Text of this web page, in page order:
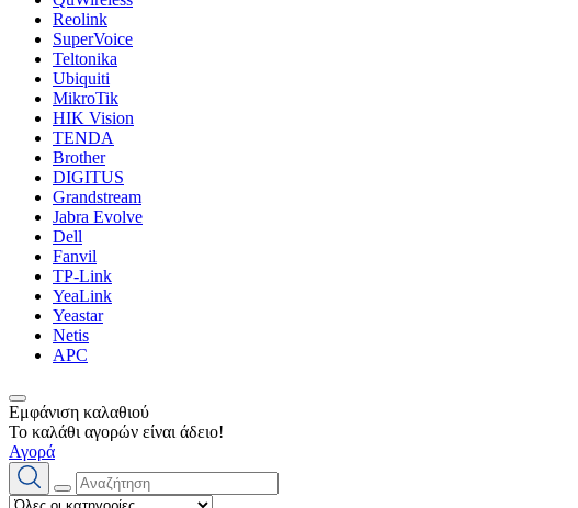
Reolink
SuperVoice
Teltonika
Ubiquiti
MikroTik
HIK Vision
TENDA
Brother
DIGITUS
Grandstream
Jabra Evolve
Dell
Fanvil
TP-Link
YeaLink
Yeastar
Netis
APC
Εμφάνιση καλαθιού
Το καλάθι αγορών είναι άδειο!
Αγορά